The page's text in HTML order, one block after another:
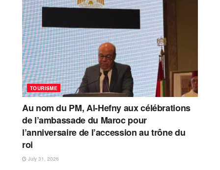
TOURISME
Au nom du PM, Al-Hefny aux célébrations
de l’ambassade du Maroc pour
l’anniversaire de l’accession au trône du
roi
July 31, 2026